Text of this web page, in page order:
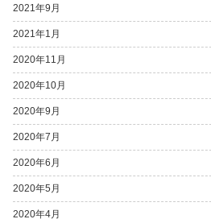
2021年9月
2021年1月
2020年11月
2020年10月
2020年9月
2020年7月
2020年6月
2020年5月
2020年4月